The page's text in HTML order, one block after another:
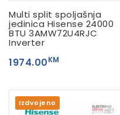
Multi split spoljašnja
jedinica Hisense 24000
BTU 3AMW72U4RJC
Inverter
1974.00KM
Izdvojeno